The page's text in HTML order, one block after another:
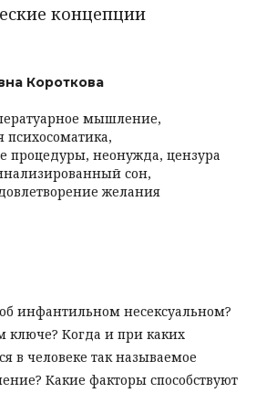
концепции
Короткова
мышление,
психосоматика,
процедуры, неонужда, цензура
сон,
желания
инфантильном несексуальном?
ключе? Когда и при каких
в человеке так называемое
Какие факторы способствуют